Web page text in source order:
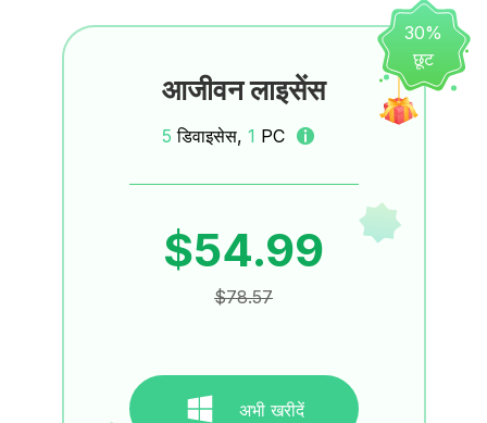
30%
छूट
आजीवन लाइसेंस
5 डिवाइसेस, 1 PC
$54.99
$78.57
अभी खरीदें